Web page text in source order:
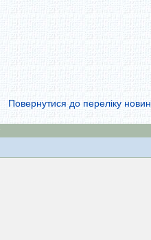
Повернутися до переліку новин